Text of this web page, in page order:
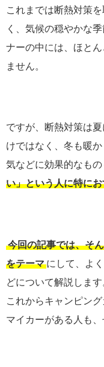
これまでは断熱対策
く、気候の穏やかな
ナーの中には、ほと
ません。
ですが、断熱対策は
けではなく、冬も暖
気などに効果的なもの
い」という人に特に
今回の記事では、そ
をテーマ にして、よ
どについて解説します
これからキャンピン
マイカーがある人も